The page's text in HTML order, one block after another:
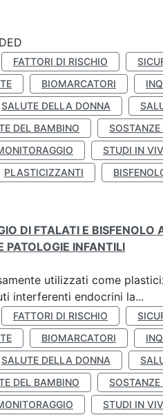
FATTORI DI RISCHIO
BIOMARCATORI
SALUTE DELLA DONNA
DEL BAMBINO
STUDI IN
PLASTICIZZANTI
DI FTALATI E BISFENOLO
PATOLOGIE INFANTILI
utilizzati come
interferenti endocrini la...
FATTORI DI RISCHIO
BIOMARCATORI
SALUTE DELLA DONNA
DEL BAMBINO
STUDI IN